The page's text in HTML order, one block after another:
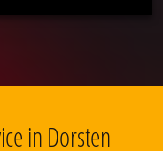
in Dorsten